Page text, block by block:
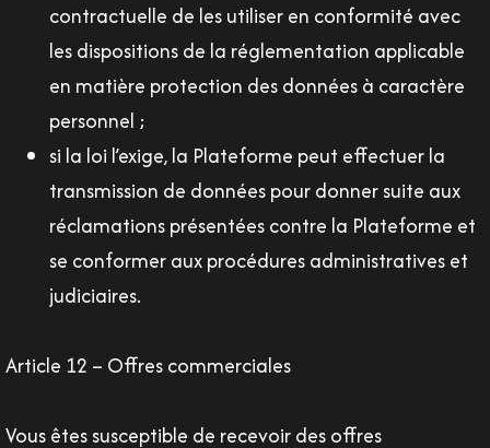
contractuelle de les utiliser en conformité avec
les dispositions de la réglementation applicable
en matière protection des données à caractère
personnel ;
si la loi l’exige, la Plateforme peut effectuer la
transmission de données pour donner suite aux
réclamations présentées contre la Plateforme et
se conformer aux procédures administratives et
judiciaires.
Article 12 – Offres commerciales
Vous êtes susceptible de recevoir des offres